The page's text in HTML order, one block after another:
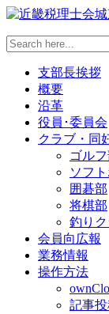
支部長挨拶
概要
沿革
役員･委員会
クラブ・同
ゴル
ソフ
囲碁部
将棋部
釣り
会員向広報
業務情報
操作方法
記事